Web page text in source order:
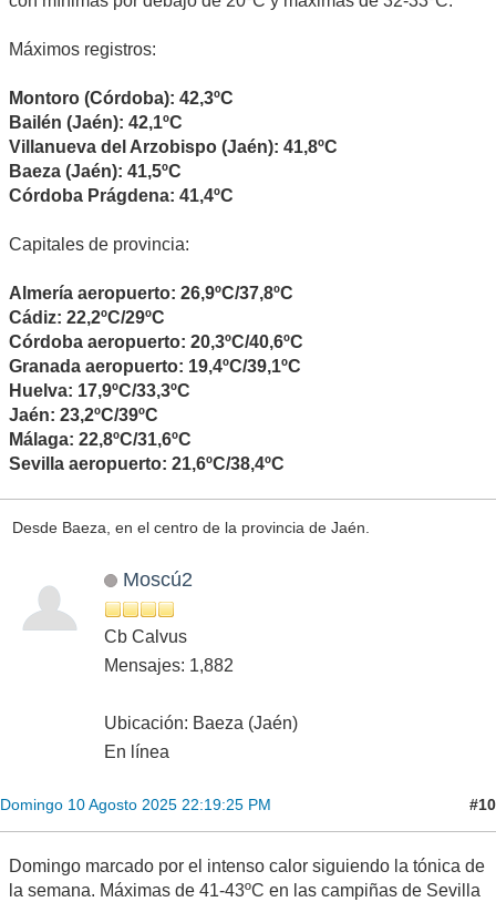
Máximos registros:
Montoro (Córdoba): 42,3ºC
Bailén (Jaén): 42,1ºC
Villanueva del Arzobispo (Jaén): 41,8ºC
Baeza (Jaén): 41,5ºC
Córdoba Prágdena: 41,4ºC
Capitales de provincia:
Almería aeropuerto: 26,9ºC/37,8ºC
Cádiz: 22,2ºC/29ºC
Córdoba aeropuerto: 20,3ºC/40,6ºC
Granada aeropuerto: 19,4ºC/39,1ºC
Huelva: 17,9ºC/33,3ºC
Jaén: 23,2ºC/39ºC
Málaga: 22,8ºC/31,6ºC
Sevilla aeropuerto: 21,6ºC/38,4ºC
Desde Baeza, en el centro de la provincia de Jaén.
Moscú2
Cb Calvus
Mensajes: 1,882
Ubicación: Baeza (Jaén)
En línea
Domingo 10 Agosto 2025 22:19:25 PM #10
Domingo marcado por el intenso calor siguiendo la tónica de
la semana. Máximas de 41-43ºC en las campiñas de Sevilla